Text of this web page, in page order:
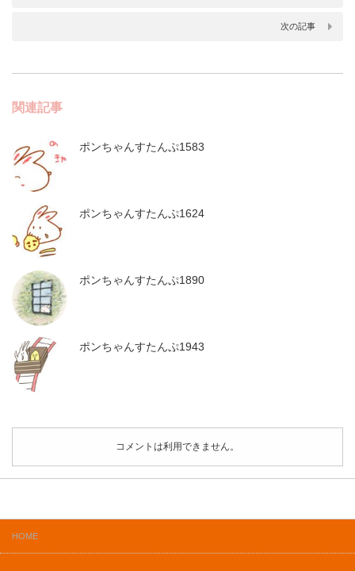
次の記事
関連記事
ポンちゃんすたんぷ1583
ポンちゃんすたんぷ1624
ポンちゃんすたんぷ1890
ポンちゃんすたんぷ1943
コメントは利用できません。
HOME